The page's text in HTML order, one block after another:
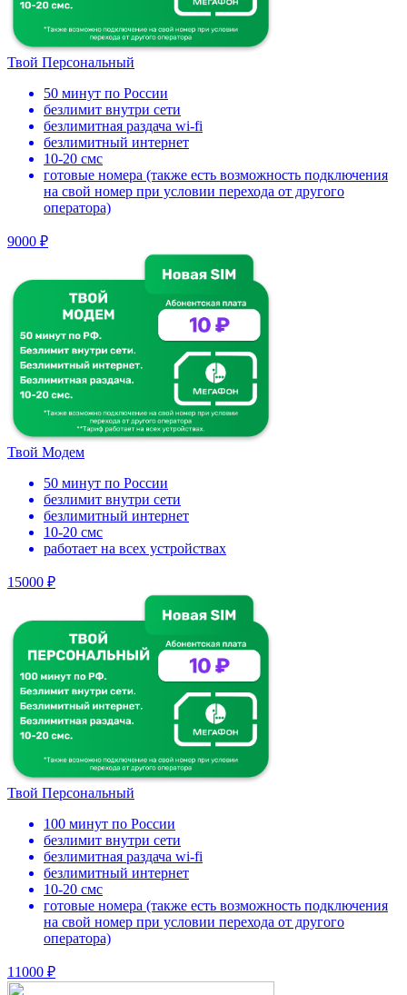
Твой Персональный
50 минут по России
безлимит внутри сети
безлимитная раздача wi-fi
безлимитный интернет
10-20 смс
готовые номера (также есть возможность подключения
на свой номер при условии перехода от другого
оператора)
9000 ₽
Твой Модем
50 минут по России
безлимит внутри сети
безлимитный интернет
10-20 смс
работает на всех устройствах
15000 ₽
Твой Персональный
100 минут по России
безлимит внутри сети
безлимитная раздача wi-fi
безлимитный интернет
10-20 смс
готовые номера (также есть возможность подключения
на свой номер при условии перехода от другого
оператора)
11000 ₽